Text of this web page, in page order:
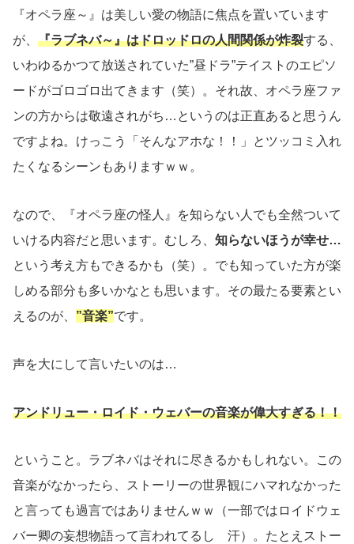
『オペラ座～』は美しい愛の物語に焦点を置いています
が、 『ラブネバ～』はドロッドロの人間関係が炸裂する、
いわゆるかつて放送されていた”昼ドラ”テイストのエピソ
ードがゴロゴロ出てきます（笑）。それ故、オペラ座ファ
ンの方からは敬遠されがち…というのは正直あると思うん
ですよね。けっこう「そんなアホな！！」とツッコミ入れ
たくなるシーンもありますｗｗ。
なので、『オペラ座の怪人』を知らない人でも全然ついて
いける内容だと思います。むしろ、 知らないほうが幸せ…
という考え方もできるかも（笑）。でも知っていた方が楽
しめる部分も多いかなとも思います。その最たる要素とい
えるのが、 ”音楽”です。
声を大にして言いたいのは…
アンドリュー・ロイド・ウェバーの音楽が偉大すぎる！！
ということ。ラブネバはそれに尽きるかもしれない。この
音楽がなかったら、ストーリーの世界観にハマれなかった
と言っても過言ではありませんｗｗ（一部ではロイドウェ
バー卿の妄想物語って言われてるし 汗）。たとえストー